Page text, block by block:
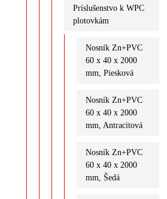
Príslušenstvo k WPC
plotovkám
Nosník Zn+PVC
60 x 40 x 2000
mm, Piesková
Nosník Zn+PVC
60 x 40 x 2000
mm, Antracitová
Nosník Zn+PVC
60 x 40 x 2000
mm, Šedá